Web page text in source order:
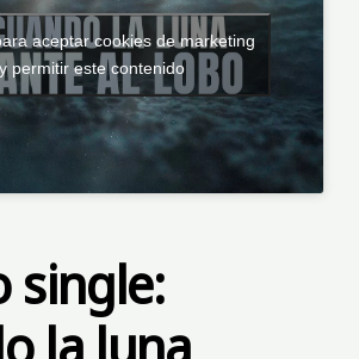
aceptar cookies de marketing
y permitir este contenido
single: